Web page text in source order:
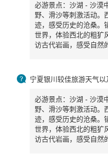
必游景点：沙湖 - 沙漠
野、滑沙等刺激活动。
迹，感受历史的沧桑。
世界，体验西北的粗犷
访古代岩画，感受自然
 宁夏银川较佳旅游天气以
必游景点：沙湖 - 沙漠
野、滑沙等刺激活动。
迹，感受历史的沧桑。
世界，体验西北的粗犷
访古代岩画，感受自然